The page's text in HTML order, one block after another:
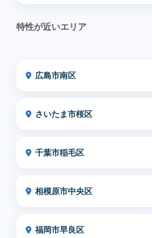
特性が近いエリア
広島市南区
さいたま市桜区
千葉市稲毛区
相模原市中央区
福岡市早良区